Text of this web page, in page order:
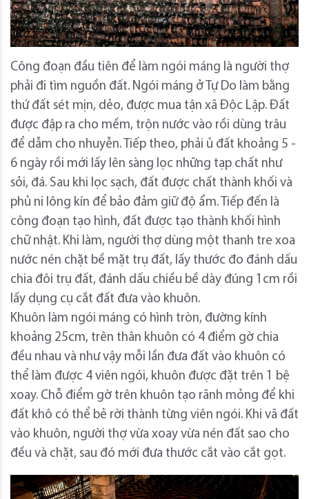
Công đoạn đầu tiên để làm ngói máng là người thợ
phải đi tìm nguồn đất. Ngói máng ở Tự Do làm bằng
thứ đất sét mịn, dẻo, được mua tận xã Độc Lập. Đất
được đập ra cho mềm, trộn nước vào rồi dùng trâu
để dẫm cho nhuyễn. Tiếp theo, phải ủ đất khoảng 5 -
6 ngày rồi mới lấy lên sàng lọc những tạp chất như
sỏi, đá. Sau khi lọc sạch, đất được chất thành khối và
phủ ni lông kín để bảo đảm giữ độ ẩm. Tiếp đến là
công đoạn tạo hình, đất được tạo thành khối hình
chữ nhật. Khi làm, người thợ dùng một thanh tre xoa
nước nén chặt bề mặt trụ đất, lấy thước đo đánh dấu
chia đôi trụ đất, đánh dấu chiều bề dày đúng 1cm rồi
lấy dụng cụ cắt đất đưa vào khuôn.
Khuôn làm ngói máng có hình tròn, đường kính
khoảng 25cm, trên thân khuôn có 4 điểm gờ chia
đều nhau và như vậy mỗi lần đưa đất vào khuôn có
thể làm được 4 viên ngói, khuôn được đặt trên 1 bệ
xoay. Chỗ điểm gờ trên khuôn tạo rãnh mỏng để khi
đất khô có thể bẻ rời thành từng viên ngói. Khi vã đất
vào khuôn, người thợ vừa xoay vừa nén đất sao cho
đều và chặt, sau đó mới đưa thước cắt vào cắt gọt.